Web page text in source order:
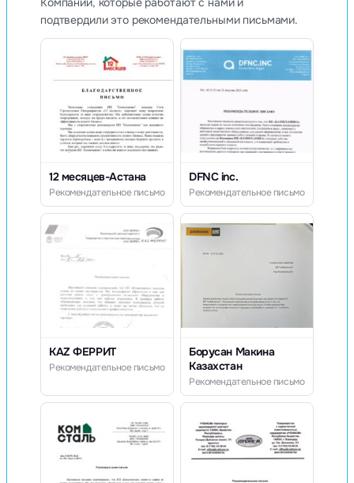
подтвердили это рекомендательными письмами.
12 месяцев-Астана
Рекомендательное письмо
DFNC inc.
Рекомендательное письмо
KAZ ФЕРРИТ
Рекомендательное письмо
Борусан Макина
Казахстан
Рекомендательное письмо